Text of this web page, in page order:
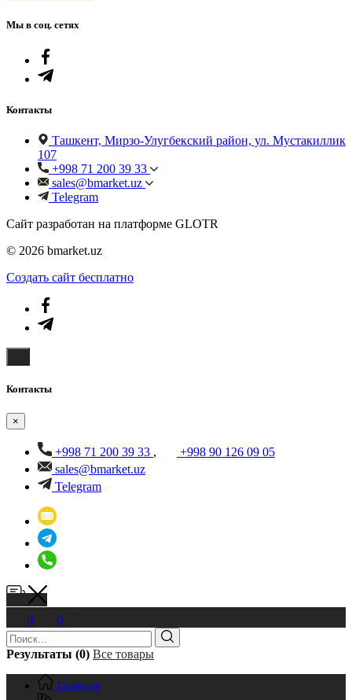
Мы в соц. сетях
Контакты
Ташкент, Мирзо-Улугбекский район, ул. Мустакиллик
107
+998 71 200 39 33
sales@bmarket.uz
Telegram
Сайт разработан на платформе GLOTR
© 2026 bmarket.uz
Создать cайт бесплатно
Контакты
×
+998 71 200 39 33 ,
+998 90 126 09 05
sales@bmarket.uz
Telegram
0 0
Результаты (0) Все товары
Главная